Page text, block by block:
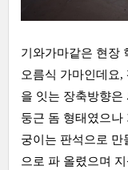
기와가마같은 현장
오름식 가마인데요,
을 잇는 장축방향은
둥근 돔 형태였으나
궁이는 판석으로 만
으로 파 올렸으며